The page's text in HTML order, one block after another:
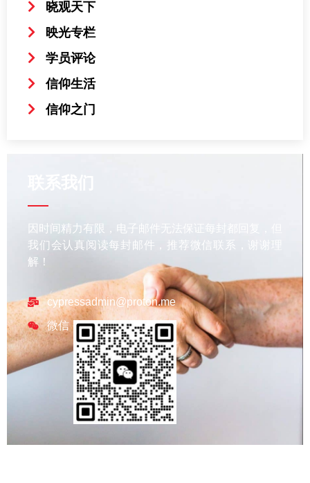
晓观天下
映光专栏
学员评论
信仰生活
信仰之门
因时间精力有限，电子邮件无法保证每封都回复，但
我们会认真阅读每封邮件，推荐微信联系，谢谢理
解！
cypressadmin@proton.me
微信